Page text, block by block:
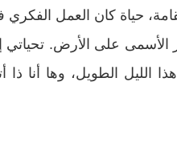
حياة كان العمل الفكري
الأسمى على الأرض.
الليل الطويل، وها أنا